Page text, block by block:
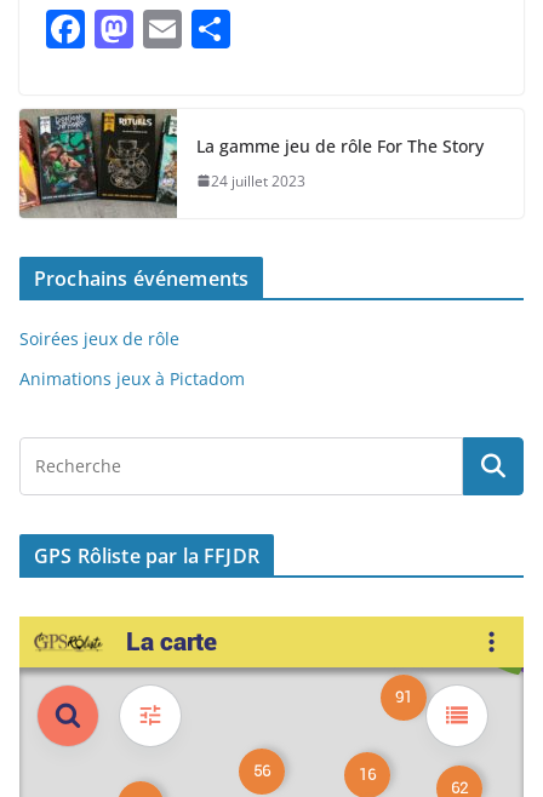
F
c
e
b
o
o
k
M
st
o
d
o
n
E
g
er
La gamme jeu de rôle For The Story
24 juillet 2023
Prochains événements
Soirées jeux de rôle
Animations jeux à Pictadom
GPS Rôliste par la FFJDR